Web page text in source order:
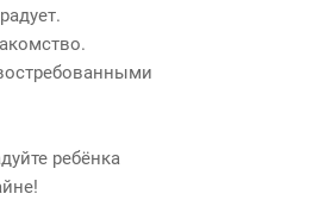
ребёнка